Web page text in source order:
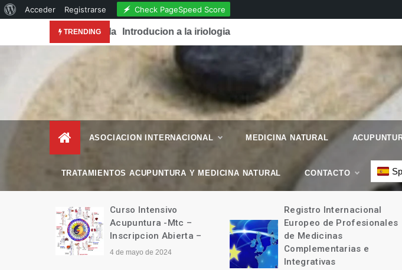
Acerca
WordPress
Acceder Registrarse Check PageSpeed Score
TRENDING
. Reconocimiento de la Acupuntura en la Revista National Geographic.
Introducion a la iriologia
– Esencial Natura
–
Revista de Vida Natural
ASOCIACION INTERNACIONAL MEDICINA NATURAL
TRATAMIENTOS ACUPUNTURA Y MEDICINA NATURAL CONTACTO
Curso Intensivo
Acupuntura -Mtc –
Inscripcion Abierta –
4 de mayo de 2024
Registro Internacional
Europeo de Profesionales
de Medicinas
Complementarias e
Integrativas